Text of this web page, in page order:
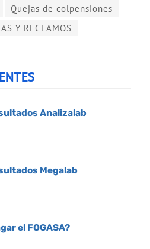
Quejas de colpensiones
Y RECLAMOS
Analizalab
Megalab
el FOGASA?